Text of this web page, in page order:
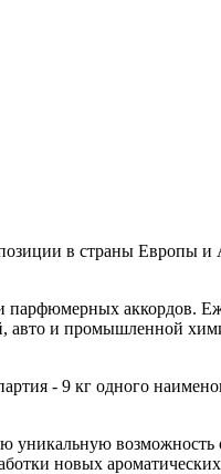
в страны Европы и
аккордов.
авто и промышленной
- 9 кг одного
уникальную
новых